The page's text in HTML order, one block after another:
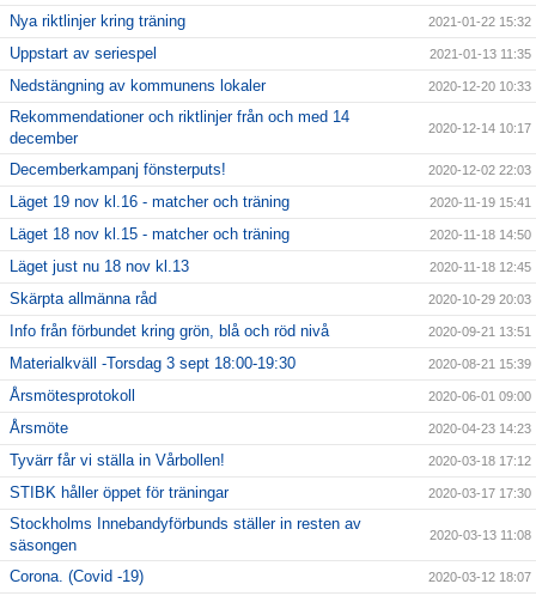
Nya riktlinjer kring träning 2021-01-22 15:32
Uppstart av seriespel 2021-01-13 11:35
Nedstängning av kommunens lokaler 2020-12-20 10:33
Rekommendationer och riktlinjer från och med 14
december
2020-12-14 10:17
Decemberkampanj fönsterputs! 2020-12-02 22:03
Läget 19 nov kl.16 - matcher och träning 2020-11-19 15:41
Läget 18 nov kl.15 - matcher och träning 2020-11-18 14:50
Läget just nu 18 nov kl.13 2020-11-18 12:45
Skärpta allmänna råd 2020-10-29 20:03
Info från förbundet kring grön, blå och röd nivå 2020-09-21 13:51
Materialkväll -Torsdag 3 sept 18:00-19:30 2020-08-21 15:39
Årsmötesprotokoll 2020-06-01 09:00
Årsmöte 2020-04-23 14:23
Tyvärr får vi ställa in Vårbollen! 2020-03-18 17:12
STIBK håller öppet för träningar 2020-03-17 17:30
Stockholms Innebandyförbunds ställer in resten av
säsongen
2020-03-13 11:08
Corona. (Covid -19) 2020-03-12 18:07